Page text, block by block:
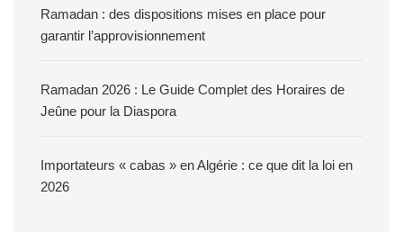
Ramadan : des dispositions mises en place pour
garantir l’approvisionnement
Ramadan 2026 : Le Guide Complet des Horaires de
Jeûne pour la Diaspora
Importateurs « cabas » en Algérie : ce que dit la loi en
2026